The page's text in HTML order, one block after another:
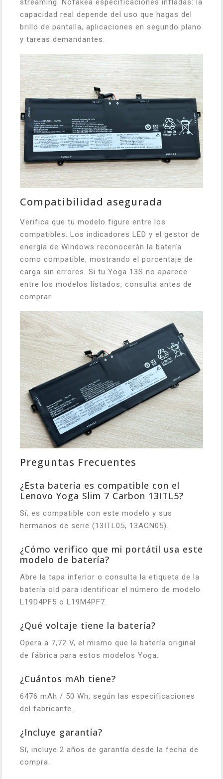
streaming. Nofakea especificaciones infladas: la
capacidad real depende del uso que hagas del
brillo de pantalla, aplicaciones en segundo plano
y tareas demandantes.
Compatibilidad asegurada
Verifica que tu modelo figure entre los
compatibles. Los indicadores LED y el gestor de
energía de Windows reconocerán la batería
como compatible, mostrando el porcentaje de
carga sin errores. Si tu Yoga 13S no aparece
entre los modelos listados, consulta antes de
comprar.
Preguntas Frecuentes
¿Esta batería es compatible con el
Lenovo Yoga Slim 7 Carbon 13ITL5?
Sí, es compatible con este modelo y sus
hermanos de serie (13ITL05, 13ACN05).
¿Cómo verifico que mi portátil usa este
modelo de batería?
Abre la tapa inferior o consulta la etiqueta de la
batería old para identificar el número de modelo
L19D4PF5 o L19M4PF7.
¿Qué voltaje tiene la batería?
Opera a 7,72 V, el mismo que la batería original
de fábrica para estos modelos Yoga.
¿Cuántos mAh tiene?
6476 mAh / 50 Wh, según las especificaciones
del fabricante.
¿Incluye garantía?
Sí, incluye 2 años de garantía desde la fecha de
compra.